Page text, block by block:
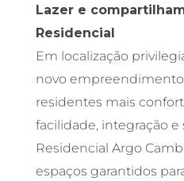
Lazer e
Residencial
Em localização
novo
residentes mais
facilidade, integração
Residencial Argo
espaços garantidos